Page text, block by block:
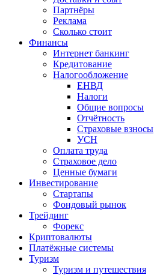
Партнёры
Реклама
Сколько стоит
Финансы
Интернет банкинг
Кредитование
Налогообложение
ЕНВД
Налоги
Общие вопросы
Отчётность
Страховые взносы
УСН
Оплата труда
Страховое дело
Ценные бумаги
Инвестирование
Стартапы
Фондовый рынок
Трейдинг
Форекс
Криптовалюты
Платёжные системы
Туризм
Туризм и путешествия